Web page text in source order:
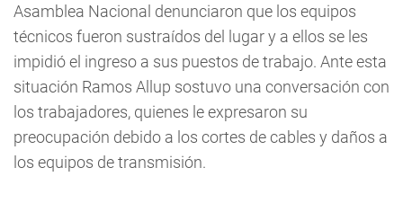
Asamblea Nacional denunciaron que los equipos
técnicos fueron sustraídos del lugar y a ellos se les
impidió el ingreso a sus puestos de trabajo. Ante esta
situación Ramos Allup sostuvo una conversación con
los trabajadores, quienes le expresaron su
preocupación debido a los cortes de cables y daños a
los equipos de transmisión.